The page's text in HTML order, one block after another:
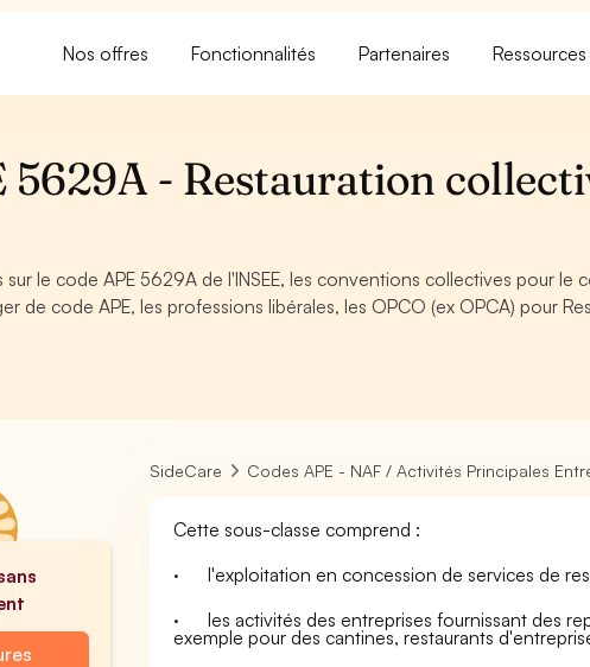
Nos offres Fonctionnalités Partenaires Ressources
5629A - Restauration
le code APE 5629A de l'INSEE, les conventions collectives pour le
de code APE, les professions libérales, les OPCO (ex OPCA) pour
SideCare Codes APE - NAF / Activités Principales
Cette sous-classe comprend :
·
l'exploitation en concession de services de
·
les activités des entreprises fournissant des
exemple pour des cantines, restaurants